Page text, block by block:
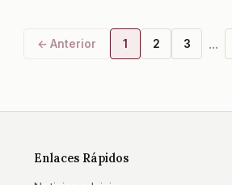
← Anterior 1 2 3 ...
Enlaces Rápidos